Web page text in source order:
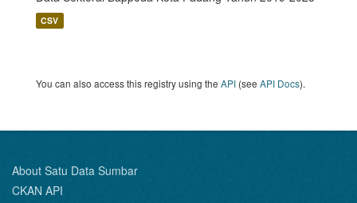
CSV
You can also access this registry using the API (see API Docs).
About Satu Data Sumbar
CKAN API